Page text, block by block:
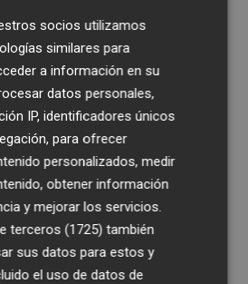
socios utilizamos
similares para
a información en su
datos personales,
IP, identificadores únicos
para ofrecer
personalizados, medir
obtener información
y mejorar los servicios.
terceros (1725) también
sus datos para estos y
el uso de datos de